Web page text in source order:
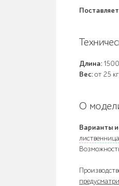
Длина:
Вес:от 25 кг
О
Варианты
лиственница